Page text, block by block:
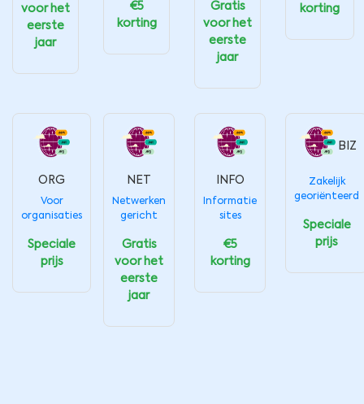
voor het
eerste
jaar
€5
korting
Gratis
voor het
eerste
jaar
korting
ORG
Voor
organisaties
Speciale
prijs
NET
Netwerken
gericht
Gratis
voor het
eerste
jaar
INFO
Informatie
sites
€5
korting
BIZ
Zakelijk
georiënteerd
Speciale
prijs